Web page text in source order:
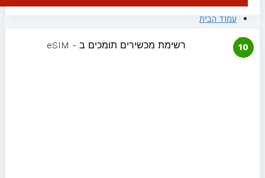
עמוד הבית
מה זה כרטיס סים דיגיטלי (eSIM)?
רשימת מכשירים תומכים eSIM